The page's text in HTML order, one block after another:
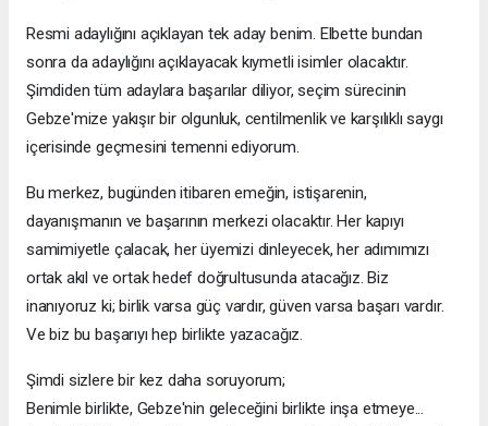
Resmi adaylığını açıklayan tek aday benim. Elbette bundan
sonra da adaylığını açıklayacak kıymetli isimler olacaktır.
Şimdiden tüm adaylara başarılar diliyor, seçim sürecinin
Gebze'mize yakışır bir olgunluk, centilmenlik ve karşılıklı saygı
içerisinde geçmesini temenni ediyorum.
Bu merkez, bugünden itibaren emeğin, istişarenin,
dayanışmanın ve başarının merkezi olacaktır. Her kapıyı
samimiyetle çalacak, her üyemizi dinleyecek, her adımımızı
ortak akıl ve ortak hedef doğrultusunda atacağız. Biz
inanıyoruz ki; birlik varsa güç vardır, güven varsa başarı vardır.
Ve biz bu başarıyı hep birlikte yazacağız.
Şimdi sizlere bir kez daha soruyorum;
Benimle birlikte, Gebze'nin geleceğini birlikte inşa etmeye...